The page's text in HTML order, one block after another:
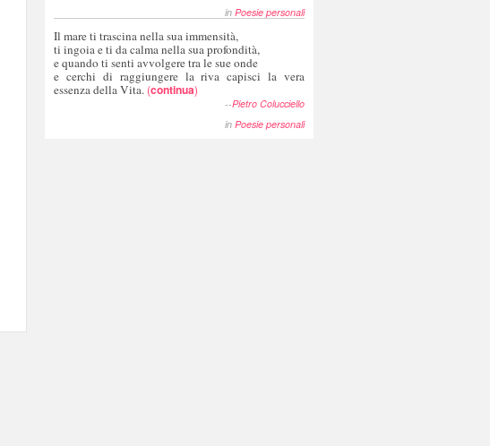
in Poesie personali
Il mare ti trascina nella sua immensità,
ti ingoia e ti da calma nella sua profondità,
e quando ti senti avvolgere tra le sue onde
e cerchi di raggiungere la riva capisci la vera
essenza della Vita. (continua)
--Pietro Colucciello
in Poesie personali